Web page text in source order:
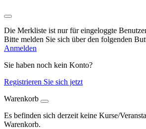
Die Merkliste ist nur für eingeloggte
Bitte melden Sie sich über den folgenden
Anmelden
Sie haben noch kein Konto?
Registrieren Sie sich jetzt
Warenkorb
Es befinden sich derzeit keine Kurse/
Warenkorb.